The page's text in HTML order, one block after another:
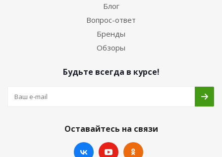
Блог
Вопрос-ответ
Бренды
Обзоры
Будьте всегда в курсе!
Оставайтесь на связи